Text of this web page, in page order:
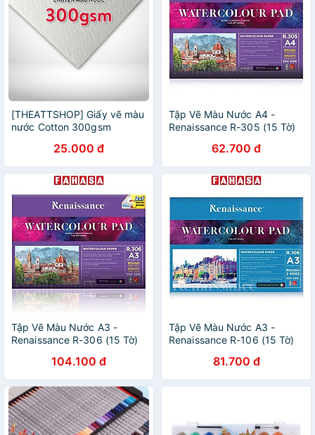
[THEATTSHOP] Giấy vẽ màu
nước Cotton 300gsm
25.000 đ
Tập Vẽ Màu Nước A4 -
Renaissance R-305 (15 Tờ)
62.700 đ
Tập Vẽ Màu Nước A3 -
Renaissance R-306 (15 Tờ)
104.100 đ
Tập Vẽ Màu Nước A3 -
Renaissance R-106 (15 Tờ)
81.700 đ